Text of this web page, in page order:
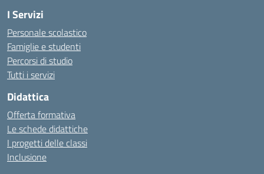
I Servizi
Personale scolastico
Famiglie e studenti
Percorsi di studio
Tutti i servizi
Didattica
Offerta formativa
Le schede didattiche
I progetti delle classi
Inclusione